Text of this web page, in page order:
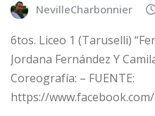
NevilleCharbonnier
6tos. Liceo 1 (Taruselli)
Jordana Fernández Y
Coreografía: – FUENTE:
https://